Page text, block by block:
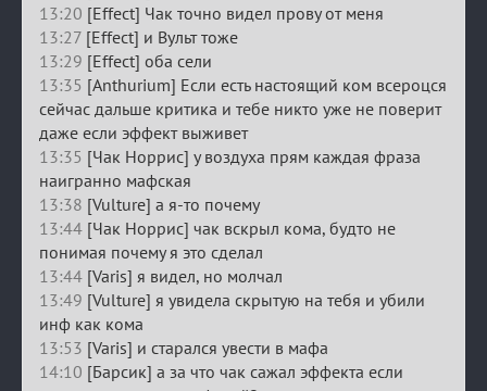
13:20 [Effect] Чак точно видел прову от меня
13:27 [Effect] и Вульт тоже
13:29 [Effect] оба сели
13:35 [Anthurium] Если есть настоящий ком всероцся
сейчас дальше критика и тебе никто уже не поверит
даже если эффект выживет
13:35 [Чак Норрис] у воздуха прям каждая фраза
наигранно мафская
13:38 [Vulture] а я-то почему
13:44 [Чак Норрис] чак вскрыл кома, будто не
понимая почему я это сделал
13:44 [Varis] я видел, но молчал
13:49 [Vulture] я увидела скрытую на тебя и убили
инф как кома
13:53 [Varis] и старался увести в мафа
14:10 [Барсик] а за что чак сажал эффекта если